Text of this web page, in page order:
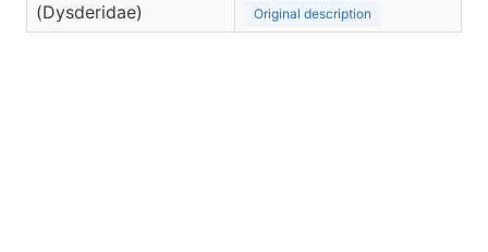
(Dysderidae)
Original description